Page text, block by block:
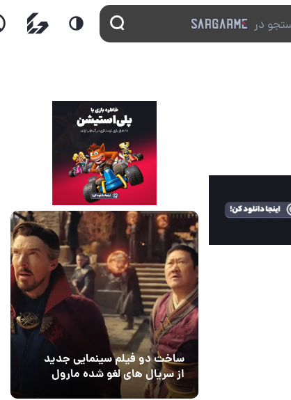
ساخت دو فیلم سینمایی جدید
از سریال های لغو شده مارول
۰